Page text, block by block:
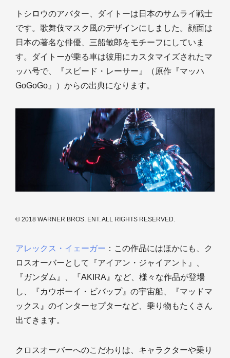
トシロウのアバター、ダイトーは日本のサムライ戦士
です。歌舞伎マスク風のデザインにしました。顔面は
日本の著名な俳優、三船敏郎をモチーフにしていま
す。ダイトーが乗る車は彼用にカスタマイズされたマ
ッハ号で、『スピード・レーサー』（原作『マッハ
GoGoGo』）からの出典になります。
© 2018 WARNER BROS. ENT. ALL RIGHTS RESERVED.
アレックス・イェーガー ：この作品にはほかにも、ク
ロスオーバーとして『アイアン・ジャイアント』、
『ガンダム』、『AKIRA』など、様々な作品が登場
し、『カウボーイ・ビバップ』の宇宙船、『マッドマ
ックス』のインターセプターなど、乗り物もたくさん
出てきます。
クロスオーバーへのこだわりは、キャラクターや乗り